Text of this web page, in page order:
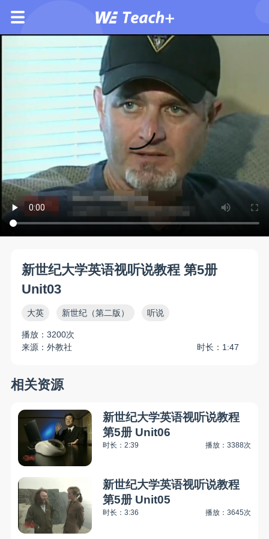
新世纪大学英语视听说教程 第5册
Unit03
大英 新世纪（第二版） 听说
播放：3200次
来源：外教社
时长：1:47
相关资源
新世纪大学英语视听说教程
第5册 Unit06
时长：2:39 播放：3388次
新世纪大学英语视听说教程
第5册 Unit05
时长：3:36 播放：3645次